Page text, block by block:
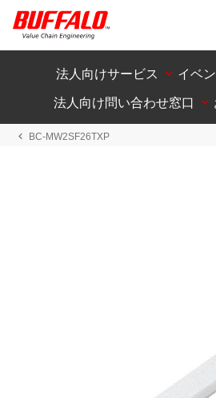
法人向けサービス
イベ
法人向け問い合わせ窓口
BC-MW2SF26TXP